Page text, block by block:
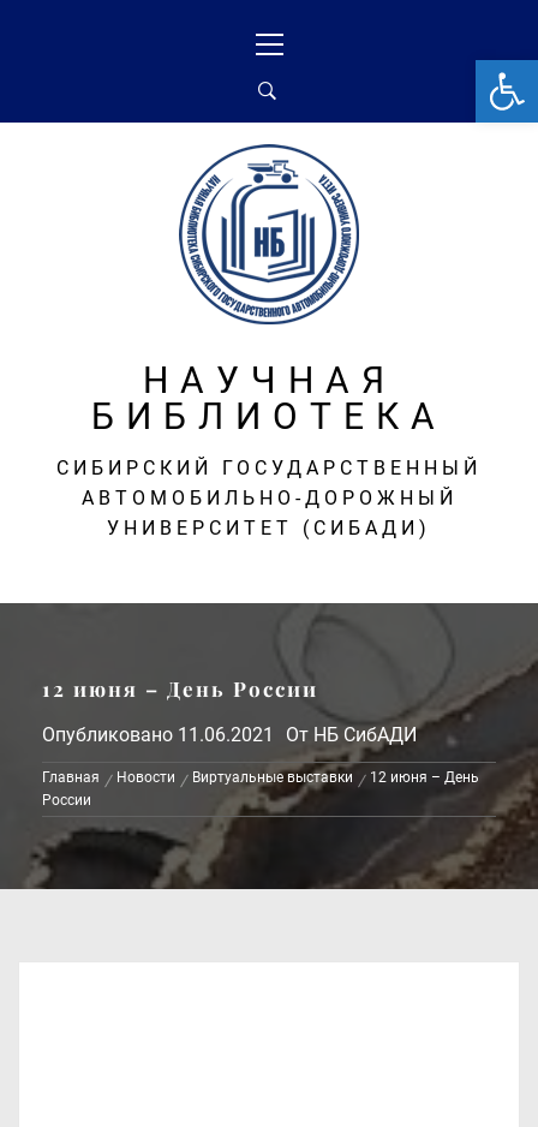
меню
НАУЧНАЯ
БИБЛИОТЕКА
СИБИРСКИЙ ГОСУДАРСТВЕННЫЙ
АВТОМОБИЛЬНО-ДОРОЖНЫЙ
УНИВЕРСИТЕТ (СИБАДИ)
12 июня – День России
Опубликовано 11.06.2021 От НБ СибАДИ
Главная Новости Виртуальные выставки
12 июня – День
России